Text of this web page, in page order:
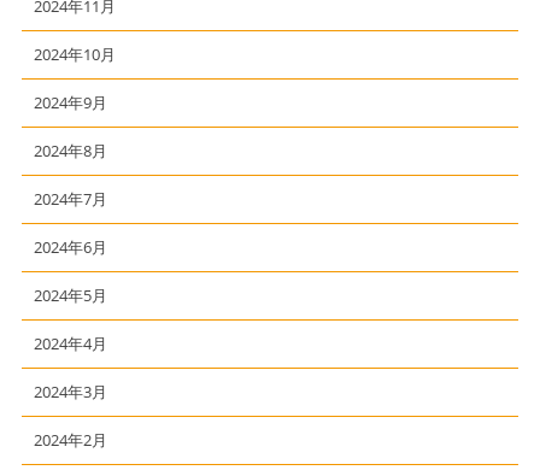
2024年11月
2024年10月
2024年9月
2024年8月
2024年7月
2024年6月
2024年5月
2024年4月
2024年3月
2024年2月